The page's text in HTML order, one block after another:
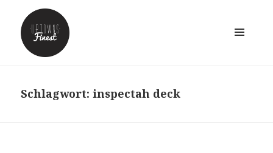
Schlagwort:inspectah deck